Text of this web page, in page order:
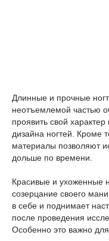
Длинные и прочные
неотъемлемой частью
проявить свой
дизайна ногтей. Кроме
материалы позволяют
дольше по времени.
Красивые и ухоженные
созерцание своего
в себе и поднимает
после проведения
Особенно это важно для